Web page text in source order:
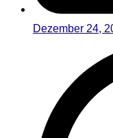
Dezember 24,